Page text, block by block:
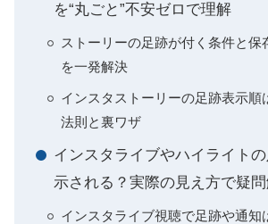
を“丸ごと”不安ゼロで理解
ストーリーの足跡が付く条件と保
を一発解決
インスタストーリーの足跡表示順
法則と裏ワザ
インスタライブやハイライト
示される？実際の見え方で疑
インスタライブ視聴で足跡や通知